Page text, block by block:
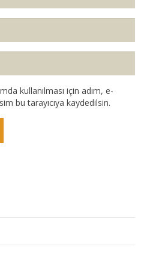
kullanılması için adım, e-
bu tarayıcıya kaydedilsin.